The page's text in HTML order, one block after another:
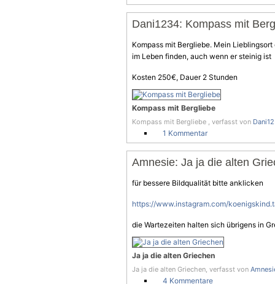
Dani1234: Kompass mit
Kompass mit Bergliebe. Mein
im Leben finden, auch wenn er steinig ist
Kosten 250€, Dauer 2 Stunden
Kompass mit Bergliebe
Kompass mit Bergliebe , verfasst von
1 Kommentar
Amnesie: Ja ja die alten
für bessere Bildqualität bitte anklicken
https://www.instagram.com/
die Wartezeiten halten sich übrigens in
Ja ja die alten Griechen
Ja ja die alten Griechen, verfasst von
4 Kommentare